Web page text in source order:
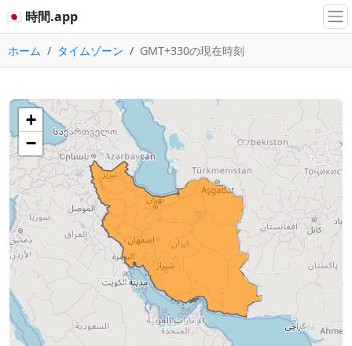
🇯🇵 時間.app
ホーム タイムゾーン GMT+330の現在時刻
+
−